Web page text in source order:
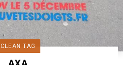
CLEAN TAG